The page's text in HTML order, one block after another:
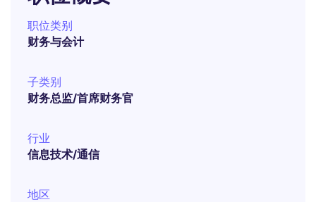
职位类别
财务与会计
子类别
财务总监/首席财务官
行业
信息技术/通信
地区